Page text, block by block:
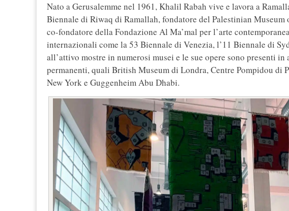
Nato a Gerusalemme nel 1961, Khalil Rabah vive e lavora a
Biennale di Riwaq di Ramallah, fondatore del Palestinian
co-fondatore della Fondazione Al Ma’mal per l’arte
internazionali come la 53 Biennale di Venezia, l’11 Biennale di
all’attivo mostre in numerosi musei e le sue opere sono presenti
permanenti, quali British Museum di Londra, Centre Pompidou
New York e Guggenheim Abu Dhabi.